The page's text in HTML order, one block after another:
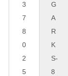
3
7
8
0
2
5
G
A
R
K
S-
8